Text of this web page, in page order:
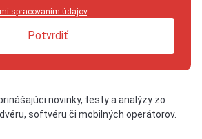
spracovaním údajov.
Potvrdiť
novinky, testy a analýzy zo
softvéru či mobilných operátorov.